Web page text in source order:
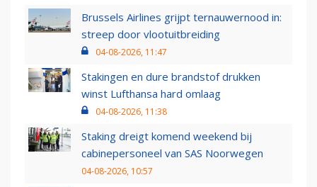
Brussels Airlines grijpt ternauwernood in:
streep door vlootuitbreiding
04-08-2026, 11:47
Stakingen en dure brandstof drukken
winst Lufthansa hard omlaag
04-08-2026, 11:38
Staking dreigt komend weekend bij
cabinepersoneel van SAS Noorwegen
04-08-2026, 10:57